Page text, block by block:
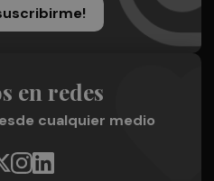
en redes
cualquier medio